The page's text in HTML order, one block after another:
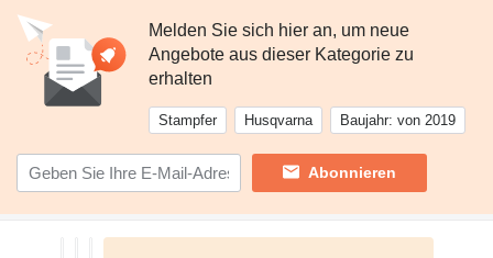
Melden Sie sich hier an, um neue
Angebote aus dieser Kategorie zu
erhalten
Stampfer Husqvarna Baujahr: von 2019
Abonnieren